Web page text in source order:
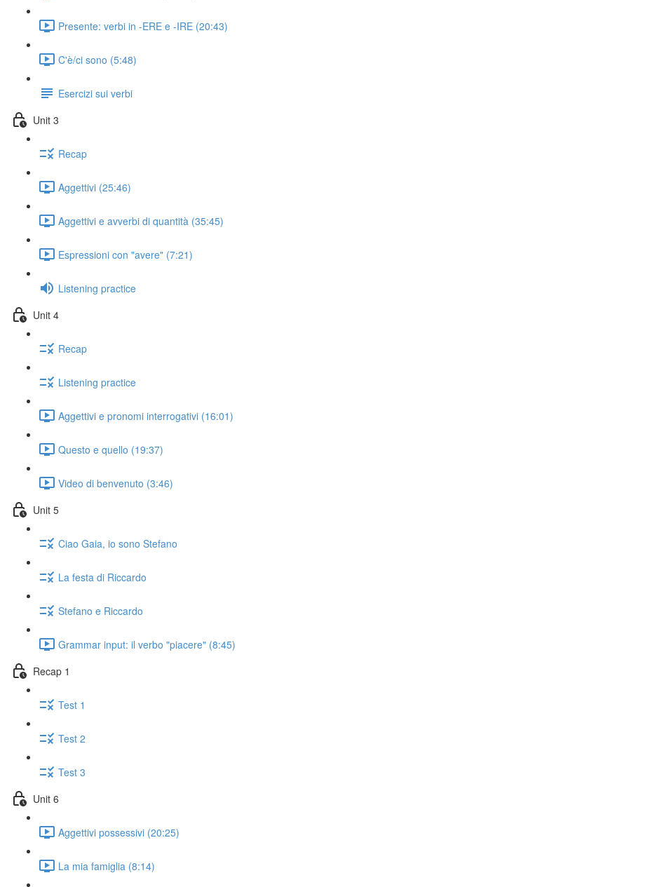
Presente: verbi in -ERE e -IRE (20:43)
C'è/ci sono (5:48)
Esercizi sui verbi
Unit 3
Recap
Aggettivi (25:46)
Aggettivi e avverbi di quantità (35:45)
Espressioni con "avere" (7:21)
Listening practice
Unit 4
Recap
Listening practice
Aggettivi e pronomi interrogativi (16:01)
Questo e quello (19:37)
Video di benvenuto (3:46)
Unit 5
Ciao Gaia, io sono Stefano
La festa di Riccardo
Stefano e Riccardo
Grammar input: il verbo "piacere" (8:45)
Recap 1
Test 1
Test 2
Test 3
Unit 6
Aggettivi possessivi (20:25)
La mia famiglia (8:14)